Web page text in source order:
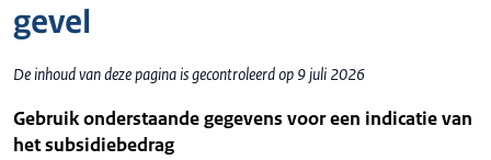
gevel
De inhoud van deze pagina is gecontroleerd op 9 juli 2026
Gebruik onderstaande gegevens voor een indicatie van
het subsidiebedrag